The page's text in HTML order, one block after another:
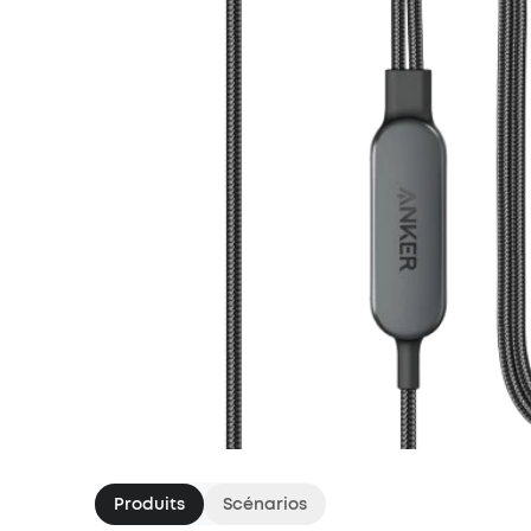
Produits Scénarios